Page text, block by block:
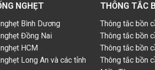
NGHẸT
Bình Dương
Đồng Nai
HCM
Long An và các tỉnh
THÔNG TẮC
Thông tắc bồn
Thông tắc bồn
Thông tắc bồn
Thông tắc bồn